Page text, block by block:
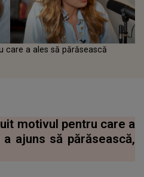
care a ales să părăsească
motivul pentru care a
ajuns să părăsească,